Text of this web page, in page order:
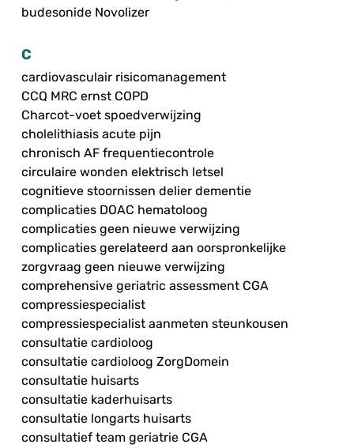
budesonide Novolizer
C
cardiovasculair risicomanagement
CCQ MRC ernst COPD
Charcot-voet spoedverwijzing
cholelithiasis acute pijn
chronisch AF frequentiecontrole
circulaire wonden elektrisch letsel
cognitieve stoornissen delier dementie
complicaties DOAC hematoloog
complicaties geen nieuwe verwijzing
complicaties gerelateerd aan oorspronkelijke
zorgvraag geen nieuwe verwijzing
comprehensive geriatric assessment CGA
compressiespecialist
compressiespecialist aanmeten steunkousen
consultatie cardioloog
consultatie cardioloog ZorgDomein
consultatie huisarts
consultatie kaderhuisarts
consultatie longarts huisarts
consultatief team geriatrie CGA